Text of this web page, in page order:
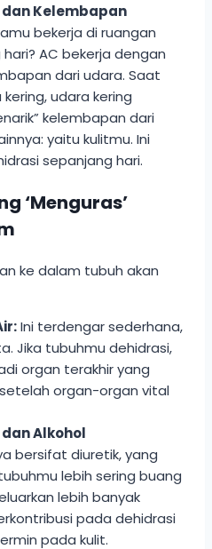
Kelembapan
bekerja di ruangan
AC bekerja dengan
dari udara. Saat
udara kering
kelembapan dari
yaitu kulitmu. Ini
sepanjang hari.
‘Menguras’
ke dalam tubuh akan
Ini terdengar sederhana,
Jika tubuhmu dehidrasi,
organ terakhir yang
organ-organ vital
Alkohol
bersifat diuretik, yang
lebih sering buang
lebih banyak
pada dehidrasi
pada kulit.